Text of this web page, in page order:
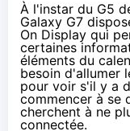
À l'instar du G5
Galaxy G7
On Display qui
certaines
éléments du
besoin d'allumer
pour voir s'il y a
commencer à se
cherchent à ne
connectée.